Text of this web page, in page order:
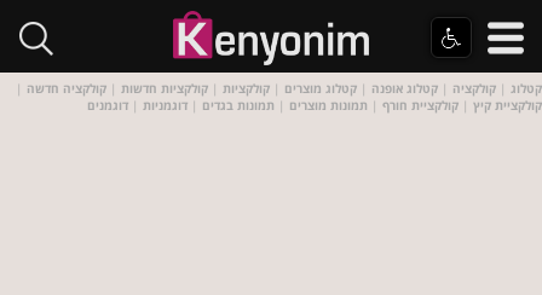
קטלוג | קולקציה | קטלוג אופנה | קטלוג מוצרים | קולקציות | קולקציות חדשות | קולקציה חדשה |
קולקציית קיץ | קולקציית חורף | תמונות מוצרים | תמונות בגדים | דוגמניות | דוגמנים